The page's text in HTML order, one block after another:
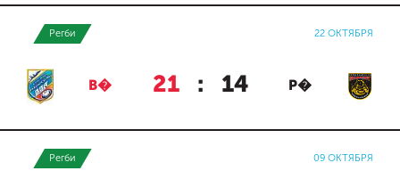
Регби 22 ОКТЯБРЯ
В� 21 : 14 Р�
Регби 09 ОКТЯБРЯ